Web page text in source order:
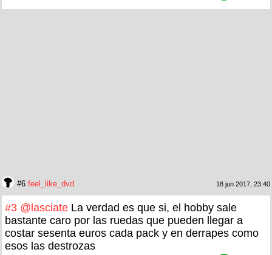
#6 feel_like_dvd 18 jun 2017, 23:40
#3 @lasciate La verdad es que si, el hobby sale
bastante caro por las ruedas que pueden llegar a
costar sesenta euros cada pack y en derrapes como
esos las destrozas